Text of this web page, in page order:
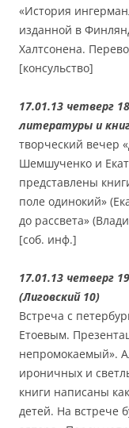
«История
изданной в
Халтсонена.
[консульство]
17.01.13 четверг
литературы и
творческий вечер
Шемшученко и
представлены
поле одинокий»
до рассвета»
[соб. инф.]
17.01.13 четверг
(Лиговский 10)
Встреча с
Етоевым.
непромокаемый».
ироничных и
книги написаны
детей. На встрече